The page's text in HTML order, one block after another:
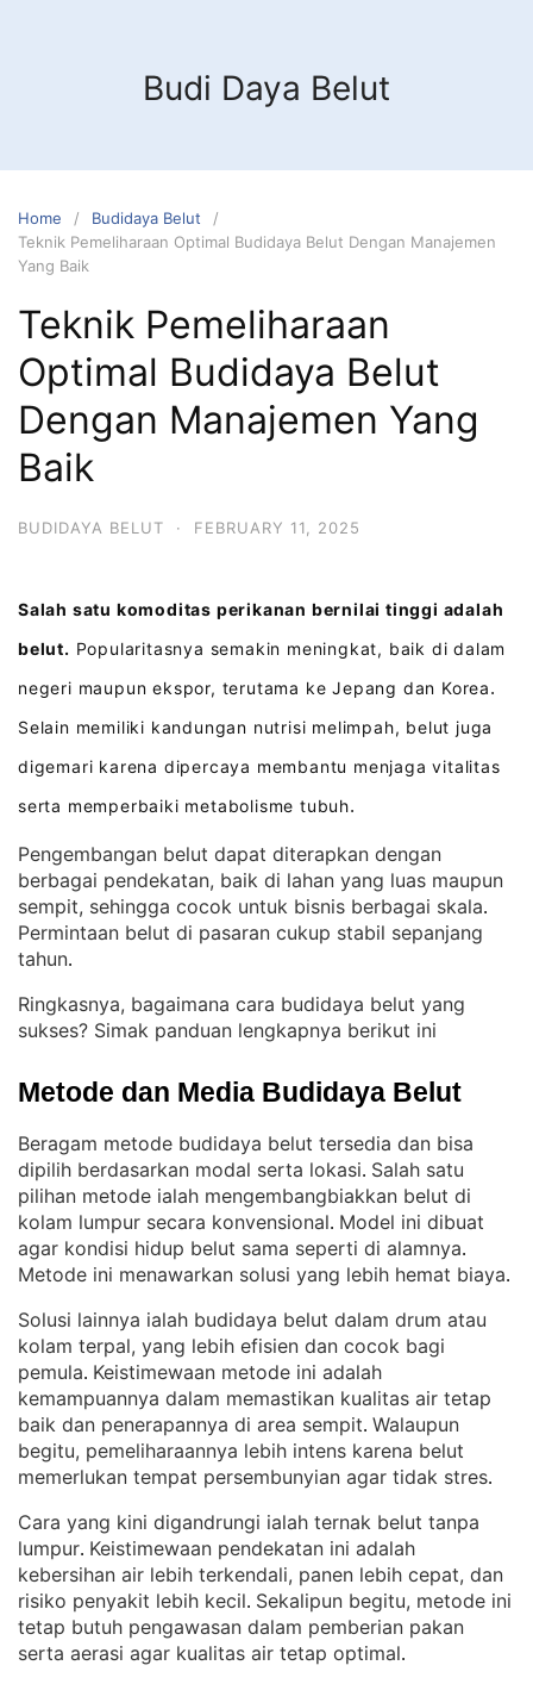
Budi Daya Belut
Home
Budidaya Belut
Teknik Pemeliharaan Optimal Budidaya Belut Dengan Manajemen
Yang Baik
Teknik Pemeliharaan
Optimal Budidaya Belut
Dengan Manajemen Yang
Baik
BUDIDAYA BELUT · FEBRUARY 11, 2025
Salah satu komoditas perikanan bernilai tinggi adalah
belut. Popularitasnya semakin meningkat, baik di dalam
negeri maupun ekspor, terutama ke Jepang dan Korea.
Selain memiliki kandungan nutrisi melimpah, belut juga
digemari karena dipercaya membantu menjaga vitalitas
serta memperbaiki metabolisme tubuh.
Pengembangan belut dapat diterapkan dengan
berbagai pendekatan, baik di lahan yang luas maupun
sempit, sehingga cocok untuk bisnis berbagai skala
Permintaan belut di pasaran cukup stabil sepanjang
tahun.
Ringkasnya, bagaimana cara budidaya belut yang
sukses? Simak panduan lengkapnya berikut ini
Metode dan Media Budidaya Belut
Beragam metode budidaya belut tersedia dan bisa
dipilih berdasarkan modal serta lokasi. Salah satu
pilihan metode ialah mengembangbiakkan belut di
kolam lumpur secara konvensional. Model ini dibuat
agar kondisi hidup belut sama seperti di alamnya
Metode ini menawarkan solusi yang lebih hemat biaya.
Solusi lainnya ialah budidaya belut dalam drum atau
kolam terpal, yang lebih efisien dan cocok bagi
pemula. Keistimewaan metode ini adalah
kemampuannya dalam memastikan kualitas air tetap
baik dan penerapannya di area sempit. Walaupun
begitu, pemeliharaannya lebih intens karena belut
memerlukan tempat persembunyian agar tidak stres.
Cara yang kini digandrungi ialah ternak belut tanpa
lumpur. Keistimewaan pendekatan ini adalah
kebersihan air lebih terkendali, panen lebih cepat, dan
risiko penyakit lebih kecil. Sekalipun begitu, metode ini
tetap butuh pengawasan dalam pemberian pakan
serta aerasi agar kualitas air tetap optimal.